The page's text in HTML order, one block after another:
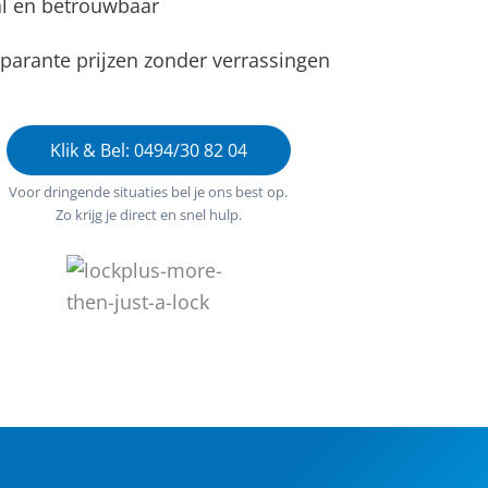
en betrouwbaar
prijzen zonder verrassingen
Klik & Bel: 0494/30 82 04
Voor dringende situaties bel je ons best op.
Zo krijg je direct en snel hulp.